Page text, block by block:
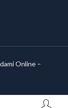
Online –